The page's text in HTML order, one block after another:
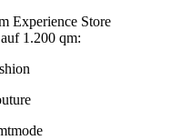
Experience Store
1.200 qm: